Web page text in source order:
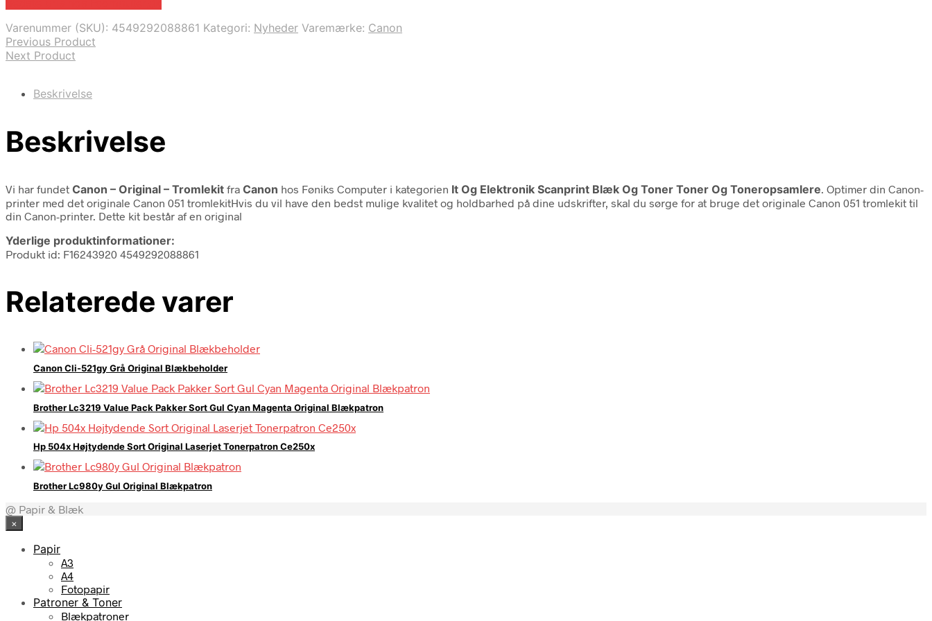
Varenummer (SKU): 4549292088861 Kategori: Nyheder Varemærke: Canon
Previous Product
Next Product
Beskrivelse
Beskrivelse
Vi har fundet Canon – Original – Tromlekit fra Canon hos Føniks Computer i kategorien It Og Elektronik Scanprint Blæk Og Toner Toner Og Toneropsamlere . Optimer din Canon-
printer med det originale Canon 051 tromlekitHvis du vil have den bedst mulige kvalitet og holdbarhed på dine udskrifter, skal du sørge for at bruge det originale Canon 051 tromlekit til
din Canon-printer. Dette kit består af en original
Yderlige produktinformationer:
Produkt id: F16243920 4549292088861
Relaterede varer
Canon Cli-521gy Grå Original Blækbeholder
Brother Lc3219 Value Pack Pakker Sort Gul Cyan Magenta Original Blækpatron
Hp 504x Højtydende Sort Original Laserjet Tonerpatron Ce250x
Brother Lc980y Gul Original Blækpatron
@ Papir & Blæk
×
Papir
A3
A4
Fotopapir
Patroner & Toner
Blækpatroner